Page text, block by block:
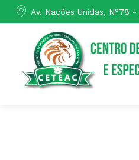
Av. Nações Unidas, N°78